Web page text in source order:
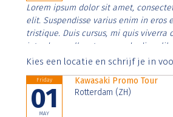
Lorem ipsum dolor sit amet,
elit. Suspendisse varius enim in eros
tristique. Duis cursus, mi quis viverra
interdum nulla, ut commodo diam
Aenean faucibus nibh et justo cursus
Kies een locatie en schrijf je in
Friday
01
MAY
Kawasaki Promo Tour
Rotterdam (ZH)